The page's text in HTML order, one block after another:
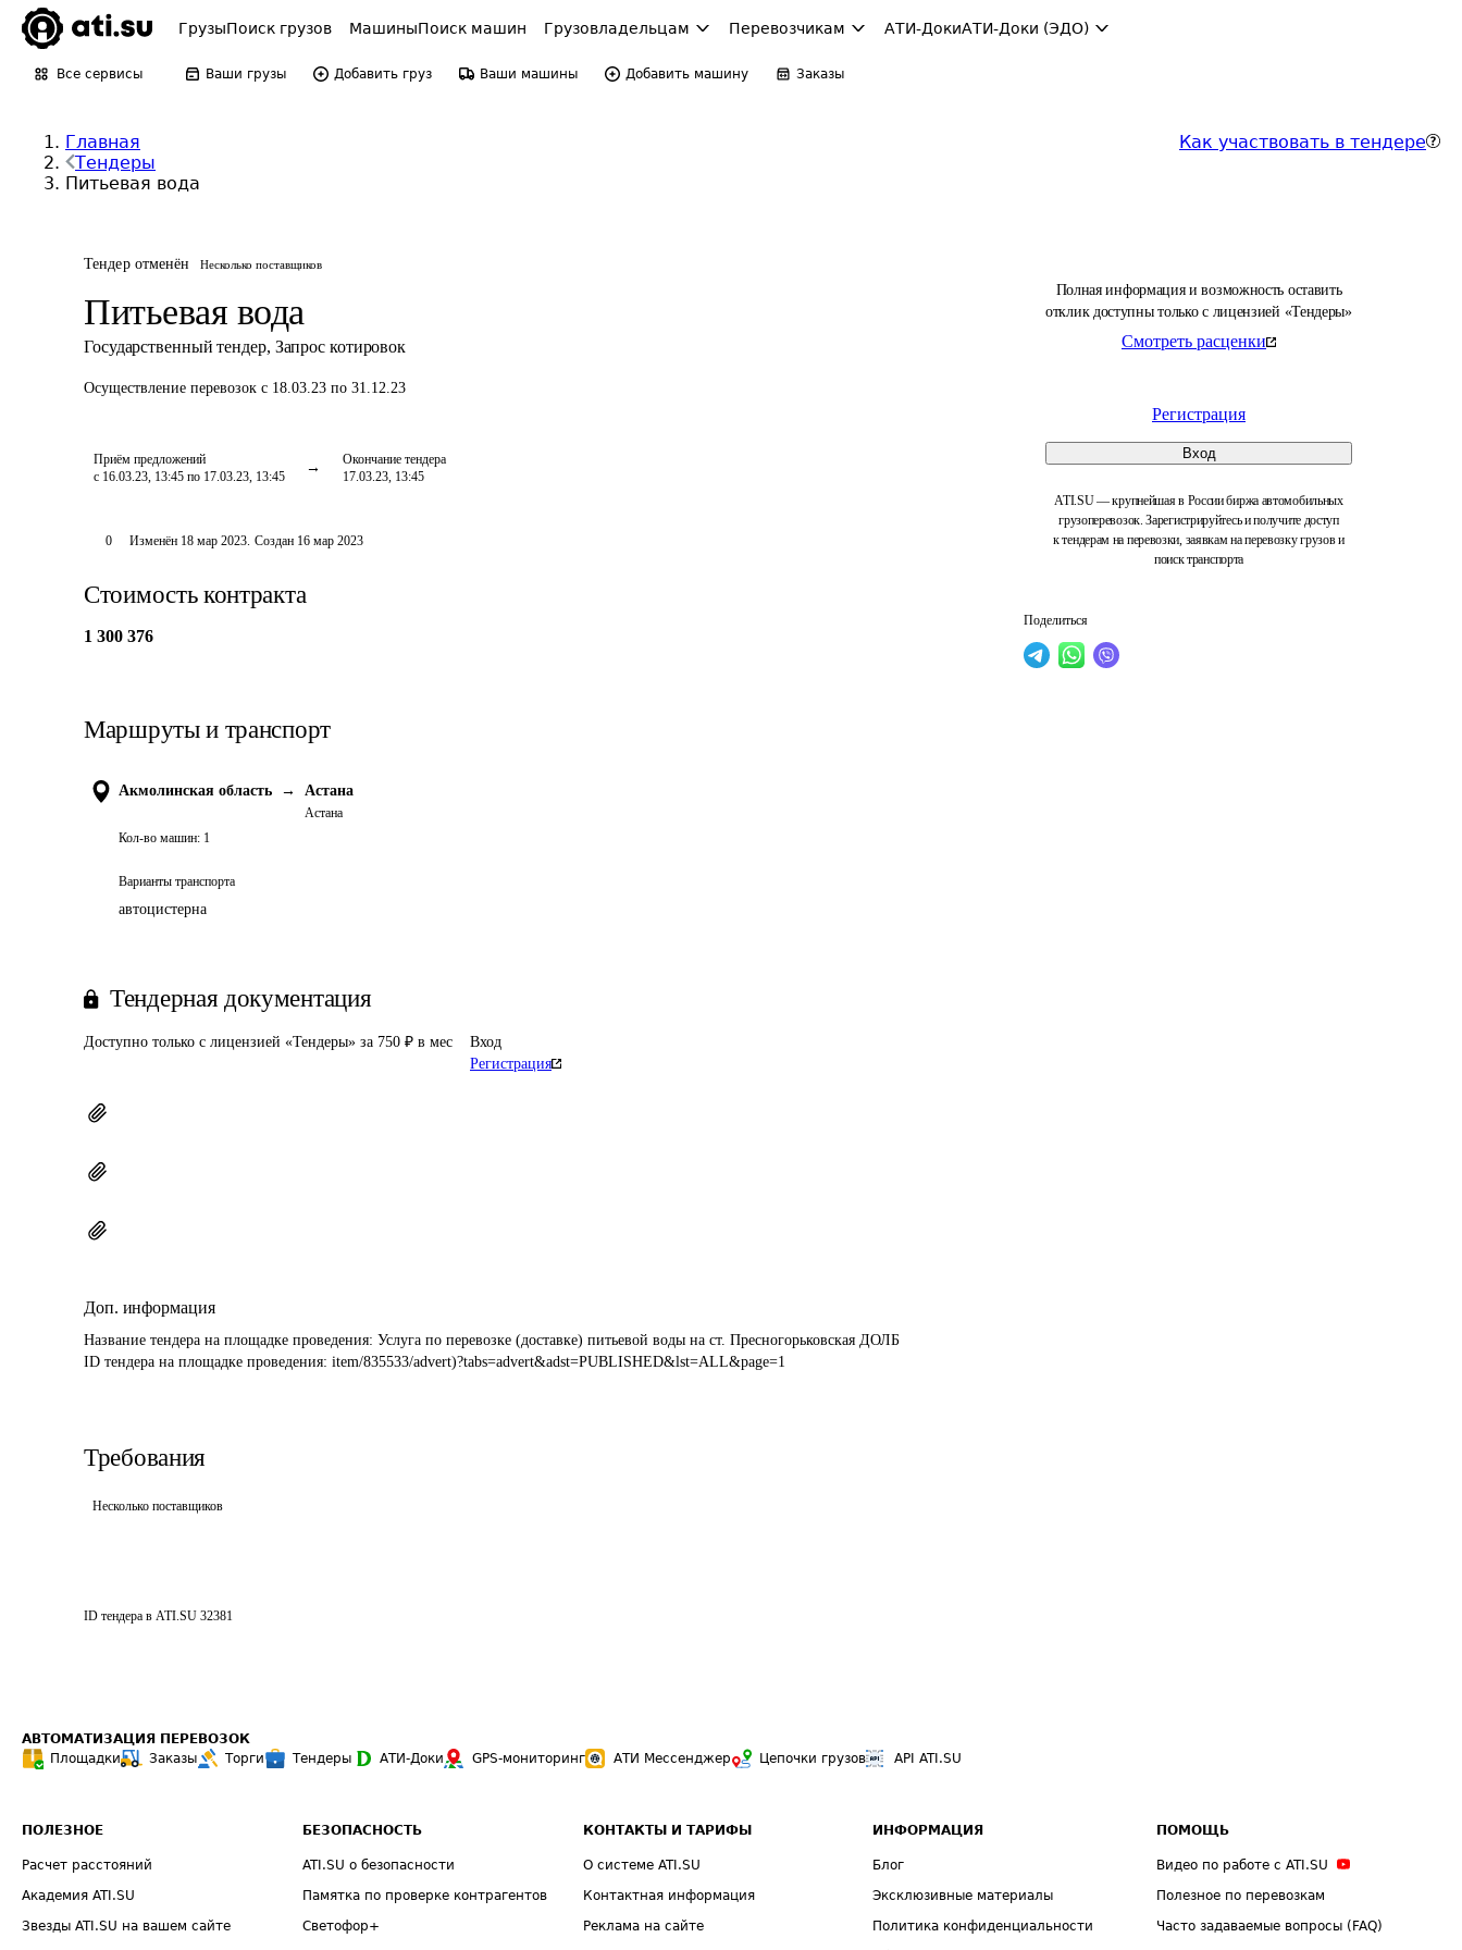
ГрузыПоиск грузов МашиныПоиск машин Грузовладельцам Перевозчикам АТИ-ДокиАТИ-Доки (ЭДО)
Все сервисы Ваши грузы Добавить груз Ваши машины Добавить машину Заказы
Главная
Тендеры
Питьевая вода
Как участвовать в тендере
Тендер отменён Несколько поставщиков
Питьевая вода
Государственный тендер, Запрос котировок
Осуществление перевозок с 18.03.23 по 31.12.23
Приём предложений
с 16.03.23, 13:45 по 17.03.23, 13:45
Окончание тендера
17.03.23, 13:45
Полная информация и возможность оставить
отклик доступны только с лицензией «Тендеры»
Смотреть расценки
Регистрация
Вход
ATI.SU — крупнейшая в России биржа автомобильных
грузоперевозок. Зарегистрируйтесь и получите доступ
к тендерам на перевозки, заявкам на перевозку грузов и
поиск транспорта
Поделиться
0 Изменён 18 мар 2023. Создан 16 мар 2023
Стоимость контракта
1 300 376
Маршруты и транспорт
Акмолинская область → Астана
Астана
Кол-во машин: 1
Варианты транспорта
автоцистерна
Тендерная документация
Доступно только с лицензией «Тендеры» за 750 ₽ в мес
Вход
Регистрация
Доп. информация
Название тендера на площадке проведения: Услуга по перевозке (доставке) питьевой воды на ст. Пресногорьковская ДОЛБ
ID тендера на площадке проведения: item/835533/advert)?tabs=advert&adst=PUBLISHED&lst=ALL&page=1
Требования
Несколько поставщиков
ID тендера в ATI.SU 32381
АВТОМАТИЗАЦИЯ ПЕРЕВОЗОК
Площадки
Заказы Торги Тендеры АТИ-Доки GPS-мониторинг АТИ Мессенджер Цепочки грузов API ATI.SU
ПОЛЕЗНОЕ
Расчет расстояний
Академия ATI.SU
Звезды ATI.SU на вашем сайте
БЕЗОПАСНОСТЬ
ATI.SU о безопасности
Памятка по проверке контрагентов
Светофор+
КОНТАКТЫ И ТАРИФЫ
О системе ATI.SU
Контактная информация
Реклама на сайте
ИНФОРМАЦИЯ
Блог
Эксклюзивные материалы
Политика конфиденциальности
ПОМОЩЬ
Видео по работе с ATI.SU
Полезное по перевозкам
Часто задаваемые вопросы (FAQ)